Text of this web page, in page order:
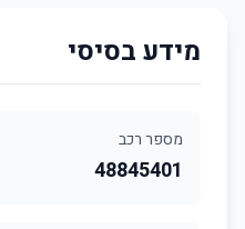
מידע בסיסי
מספר רכב
48845401